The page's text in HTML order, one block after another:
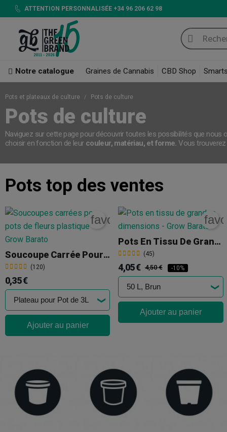
ATTENTION PERSONNALISÉE +34 96 206 62 98
Notre catalogue Graines de Cannabis CBD Shop
Pots et plateaux de culture Pots de culture
Pots de culture
Naviguez sur cette page pour découvrir toutes les possibilités que nous
choisir en fonction de leur couleur, matériau, et forme. Vous
Pots top des ventes
Soucoupe Carrée Pour Pot
(120)
favorite_border
0,35 €
Ajouter au panier
Pots En Tissu De Grande Taille
(45)
4,05 € 4,50 € -10%
Ajouter au panier